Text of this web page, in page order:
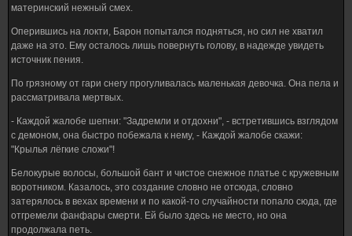
материнский нежный смех.
Оперившись на локти, Барон попытался подняться, но сил не хватил
даже на это. Ему осталось лишь повернуть голову, в надежде увидеть
источник пения.
По грязному от гари снегу прогуливалась маленькая девочка. Она пела и
рассматривала мертвых.
- Каждой жалобе шепни: "Задремли и отдохни", - встретившись взглядом
с демоном, она быстро побежала к нему, - Каждой жалобе скажи:
"Крылья лёгкие сложи"!
Белокурые волосы, большой бант и чистое снежное платье с кружевным
воротником. Казалось, это создание словно не отсюда, словно
затерялось в вехах времени и по какой-то случайности попало сюда, где
отгремели фанфары смерти. Ей было здесь не место, но она
продолжала петь.